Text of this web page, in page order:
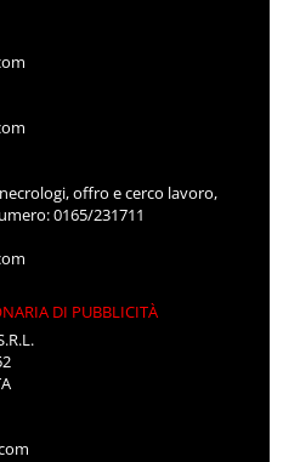
offro e cerco lavoro,
0165/231711
DI PUBBLICITÀ